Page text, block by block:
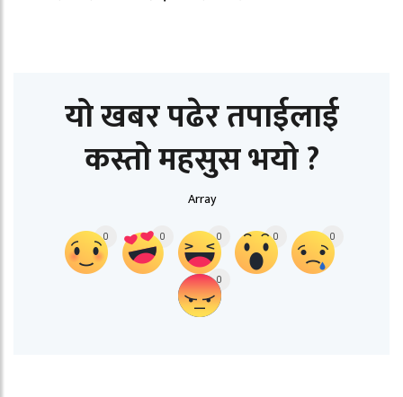
यो खबर पढेर तपाईलाई
कस्तो महसुस भयो ?
Array
0 0 0 0 0
0